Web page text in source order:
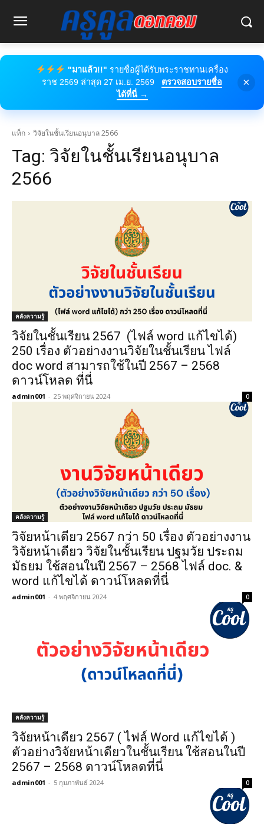
"มาแล้ว!!" รายชื่อผู้ได้รับพระราชทานเครื่อง
ราช 2569 ล่าสุด 27 เม.ย. 2569
ตรวจสอบรายชื่อ
ได้ที่นี่ →
×
แท็ก วิจัยในชั้นเรียนอนุบาล 2566
Tag: วิจัยในชั้นเรียนอนุบาล
2566
คลังความรู้
วิจัยในชั้นเรียน 2567 (ไฟล์ word แก้ไขได้)
250 เรื่อง ตัวอย่างงานวิจัยในชั้นเรียน ไฟล์
doc word สามารถใช้ในปี 2567 – 2568
ดาวน์โหลด ที่นี่
admin001 - 25 พฤศจิกายน 2024 0
คลังความรู้
วิจัยหน้าเดียว 2567 กว่า 50 เรื่อง ตัวอย่างงาน
วิจัยหน้าเดียว วิจัยในชั้นเรียน ปฐมวัย ประถม
มัธยม ใช้สอนในปี 2567 – 2568 ไฟล์ doc. &
word แก้ไขได้ ดาวน์โหลดที่นี่
admin001 - 4 พฤศจิกายน 2024 0
คลังความรู้
วิจัยหน้าเดียว 2567 ( ไฟล์ Word แก้ไขได้ )
ตัวอย่างวิจัยหน้าเดียวในชั้นเรียน ใช้สอนในปี
2567 – 2568 ดาวน์โหลดที่นี่
admin001 - 5 กุมภาพันธ์ 2024 0